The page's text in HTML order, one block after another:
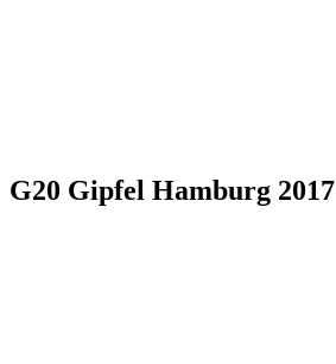
G20 Gipfel Hamburg 2017